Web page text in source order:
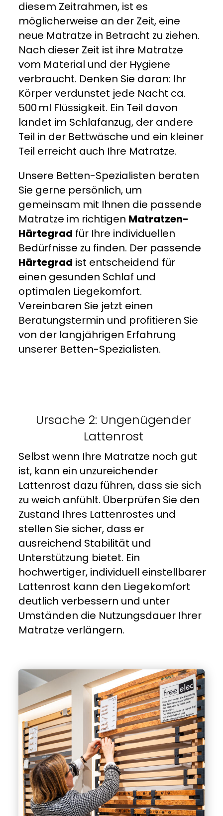
diesem Zeitrahmen, ist es
möglicherweise an der Zeit, eine
neue Matratze in Betracht zu ziehen.
Nach dieser Zeit ist ihre Matratze
vom Material und der Hygiene
verbraucht. Denken Sie daran: Ihr
Körper verdunstet jede Nacht ca.
500 ml Flüssigkeit. Ein Teil davon
landet im Schlafanzug, der andere
Teil in der Bettwäsche und ein kleiner
Teil erreicht auch Ihre Matratze.
Unsere Betten-Spezialisten beraten
Sie gerne persönlich, um
gemeinsam mit Ihnen die passende
Matratze im richtigen Matratzen-
Härtegrad für Ihre individuellen
Bedürfnisse zu finden. Der passende
Härtegrad ist entscheidend für
einen gesunden Schlaf und
optimalen Liegekomfort.
Vereinbaren Sie jetzt einen
Beratungstermin und profitieren Sie
von der langjährigen Erfahrung
unserer Betten-Spezialisten.
Ursache 2: Ungenügender
Lattenrost
Selbst wenn Ihre Matratze noch gut
ist, kann ein unzureichender
Lattenrost dazu führen, dass sie sich
zu weich anfühlt. Überprüfen Sie den
Zustand Ihres Lattenrostes und
stellen Sie sicher, dass er
ausreichend Stabilität und
Unterstützung bietet. Ein
hochwertiger, individuell einstellbarer
Lattenrost kann den Liegekomfort
deutlich verbessern und unter
Umständen die Nutzungsdauer Ihrer
Matratze verlängern.